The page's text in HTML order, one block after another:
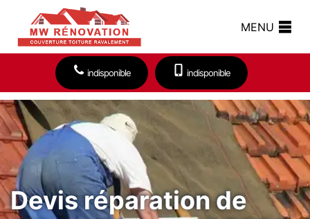
MENU
indisponible indisponible
Devis réparation de